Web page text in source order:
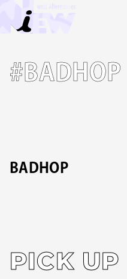
#BADHOP
BADHOP
PICK UP